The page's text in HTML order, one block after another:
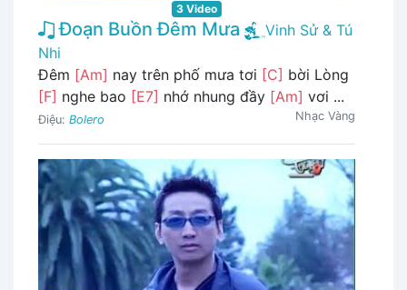
3 Video
Đoạn Buồn Đêm Mưa
Vinh Sử & Tú
Nhi
Đêm [Am] nay trên phố mưa tơi [C] bời Lòng
[F] nghe bao [E7] nhớ nhung đầy [Am] vơi ...
Điệu: Bolero Nhạc Vàng